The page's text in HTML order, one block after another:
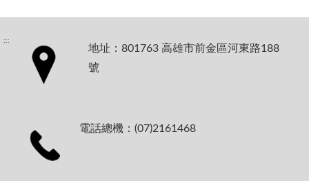
:::
地址：801763 高雄市前金區河東路188
號
電話總機：(07)2161468